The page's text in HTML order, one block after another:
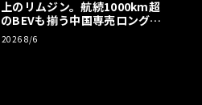
上のリムジン。航続1000km超
のBEVも揃う中国専売ロング仕
様の全貌
2026 8/6